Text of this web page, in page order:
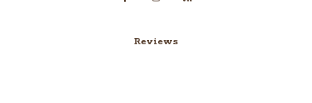
Reviews